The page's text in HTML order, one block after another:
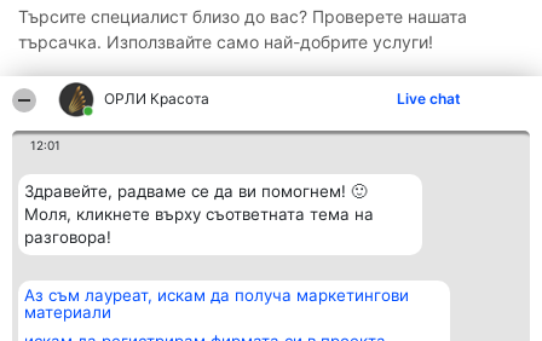
ОРЛИ Красота Live chat
12:01
Здравейте, радваме се да ви помогнем! 🙂
Моля, кликнете върху съответната тема на
разговора!
Аз съм лауреат, искам да получа маркетингови
материали
Търсите специалист близо до вас? Проверете нашата
търсачка. Използвайте само най-добрите услуги!
Организатор на
класиране
Класация Контакти